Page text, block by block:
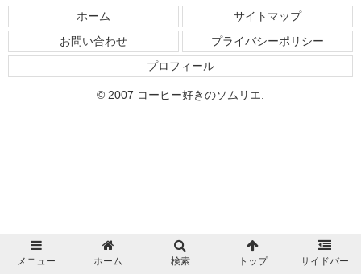
ホーム
サイトマップ
お問い合わせ
プライバシーポリシー
プロフィール
© 2007 コーヒー好きのソムリエ.
メニュー ホーム 検索 トップ サイドバー